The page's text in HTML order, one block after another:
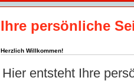
Ihre persönliche
Herzlich Willkommen!
Hier entsteht Ihre